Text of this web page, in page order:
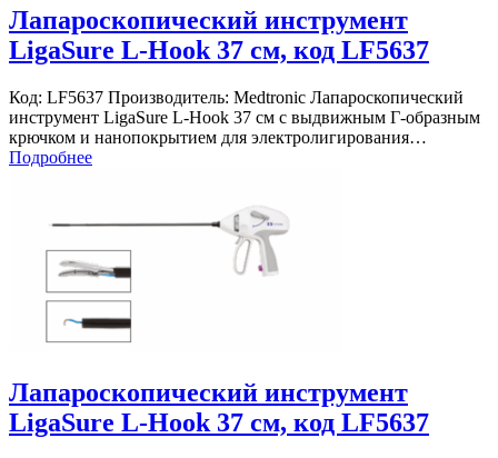
Лапароскопический инструмент
LigaSure L-Hook 37 см, код LF5637
Код: LF5637 Производитель: Medtronic Лапароскопический
инструмент LigaSure L-Hook 37 см с выдвижным Г-образным
крючком и нанопокрытием для электролигирования…
Подробнее
Лапароскопический инструмент
LigaSure L-Hook 37 см, код LF5637